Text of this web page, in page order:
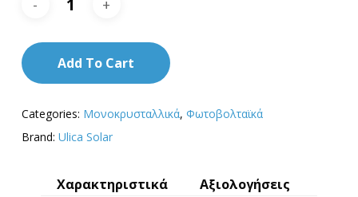
Add To Cart
Categories: Μονοκρυσταλλικά, Φωτοβολταϊκά
Brand: Ulica Solar
Χαρακτηριστικά Αξιολογήσεις